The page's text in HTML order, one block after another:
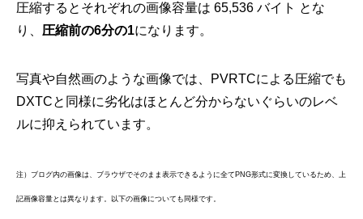
圧縮するとそれぞれの画像容量は 65,536 バイト とな
り、 圧縮前の6分の1になります。
写真や自然画のような画像では、PVRTCによる圧縮でも
DXTCと同様に劣化はほとんど分からないぐらいのレベ
ルに抑えられています。
注）ブログ内の画像は、ブラウザでそのまま表示できるように全てPNG形式に変換しているため、上
記画像容量とは異なります。以下の画像についても同様です。